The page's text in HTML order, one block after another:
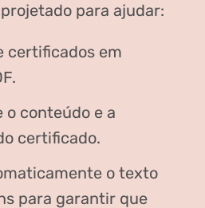
para ajudar:
certificados em
o conteúdo e a
certificado.
o texto
para garantir que